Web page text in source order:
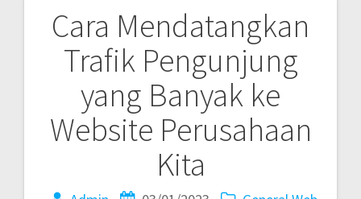
Cara Mendatangkan
Trafik Pengunjung
yang Banyak ke
Website Perusahaan
Kita
Post
navigation